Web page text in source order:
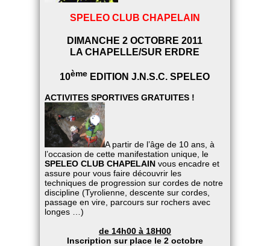
SPELEO CLUB CHAPELAIN
DIMANCHE 2 OCTOBRE 2011
LA CHAPELLE/SUR ERDRE
10ème EDITION J.N.S.C. SPELEO
ACTIVITES SPORTIVES GRATUITES !
A partir de l’âge de 10 ans, à
l’occasion de cette manifestation unique, le
SPELEO CLUB CHAPELAIN vous encadre et
assure pour vous faire découvrir les
techniques de progression sur cordes de notre
discipline (Tyrolienne, descente sur cordes,
passage en vire, parcours sur rochers avec
longes …)
de 14h00 à 18H00
Inscription sur place le 2 octobre